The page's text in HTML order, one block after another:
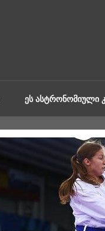
ᲔᲡ ᲐᲡᲢᲠᲝᲜᲝᲛᲘᲣᲚᲘ